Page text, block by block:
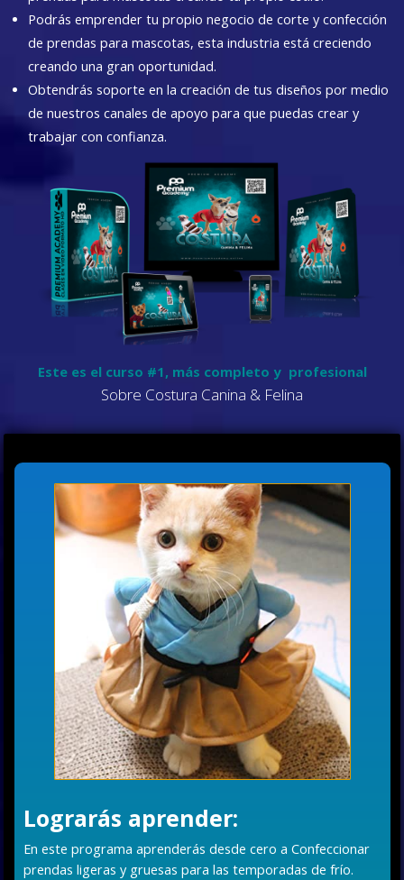
Podrás emprender tu propio negocio de corte y confección
de prendas para mascotas, esta industria está creciendo
creando una gran oportunidad.
Obtendrás soporte en la creación de tus diseños por medio
de nuestros canales de apoyo para que puedas crear y
trabajar con confianza.
Este es el curso #1, más completo y profesional
Sobre Costura Canina & Felina
Lograrás aprender:
En este programa aprenderás desde cero a Confeccionar
prendas ligeras y gruesas para las temporadas de frío.